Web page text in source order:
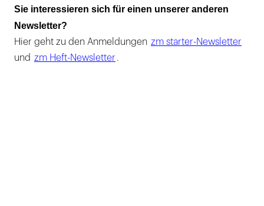
Sie interessieren sich für einen unserer anderen
Newsletter?
Hier geht zu den Anmeldungen zm starter-Newsletter
und zm Heft-Newsletter .